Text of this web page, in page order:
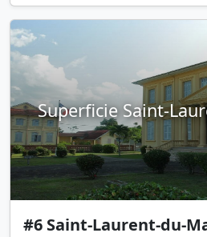
Superficie Saint-
#6 Saint-Laurent-du-